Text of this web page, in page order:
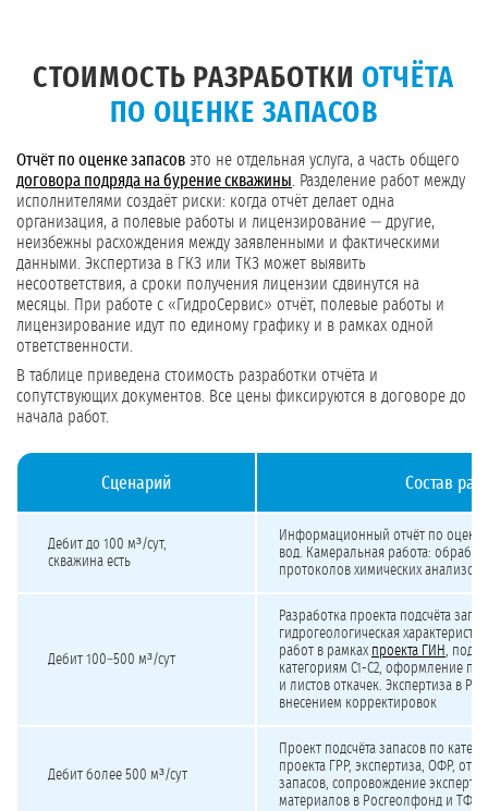
СТОИМОСТЬ РАЗРАБОТКИ ОТЧЁТА
ПО ОЦЕНКЕ ЗАПАСОВ
Отчёт по оценке запасов это не отдельная услуга, а часть общего
договора подряда на бурение скважины . Разделение работ между
исполнителями создаёт риски: когда отчёт делает одна
организация, а полевые работы и лицензирование — другие,
неизбежны расхождения между заявленными и фактическими
данными. Экспертиза в ГКЗ или ТКЗ может выявить
несоответствия, а сроки получения лицензии сдвинутся на
месяцы. При работе с «ГидроСервис» отчёт, полевые работы и
лицензирование идут по единому графику и в рамках одной
ответственности.
В таблице приведена стоимость разработки отчёта и
сопутствующих документов. Все цены фиксируются в договоре до
начала работ.
Сценарий Состав
Дебит до 100 м³/сут,
скважина есть
Информационный отчёт по
вод. Камеральная работа:
протоколов химических анализов,
Дебит 100–500 м³/сут
Разработка проекта подсчёта
гидрогеологическая
работ в рамках проекта ГИН,
категориям С1-С2, оформление
и листов откачек. Экспертиза в
внесением корректировок
Дебит более 500 м³/сут
Проект подсчёта запасов по
проекта ГРР, экспертиза, ОФР,
запасов, сопровождение
материалов в Росгеолфонд и ТФГИ